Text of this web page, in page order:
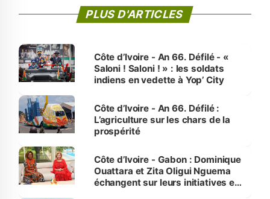
PLUS D'ARTICLES
Côte d’Ivoire - An 66. Défilé - «
Saloni ! Saloni ! » : les soldats
indiens en vedette à Yop’ City
Côte d’Ivoire - An 66. Défilé :
L’agriculture sur les chars de la
prospérité
Côte d’Ivoire - Gabon : Dominique
Ouattara et Zita Oligui Nguema
échangent sur leurs initiatives en